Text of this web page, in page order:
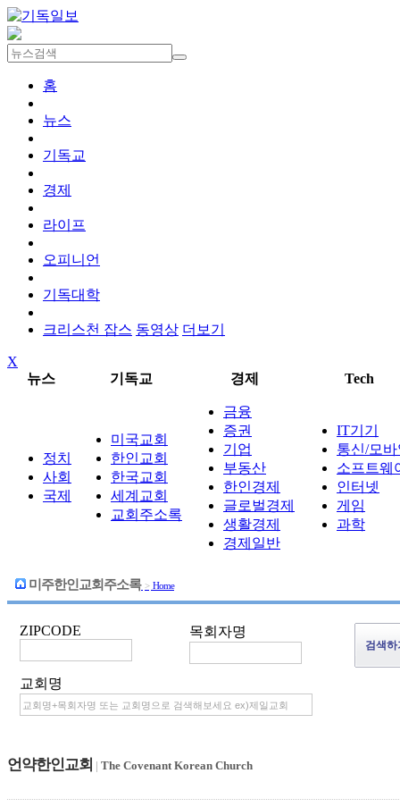
홈
뉴스
기독교
경제
라이프
오피니언
기독대학
크리스천 잡스 동영상 더보기
X
뉴스
기독교 경제 Tech
정치
사회
국제
미국교회
한인교회
한국교회
세계교회
교회주소록
금융
증권
기업
부동산
한인경제
글로벌경제
생활경제
경제일반
IT기기
통신/모
소프트웨
인터넷
게임
과학
미주한인교회주소록 > Home
ZIPCODE 목회자명
교회명
언약한인교회 | The Covenant Korean Church